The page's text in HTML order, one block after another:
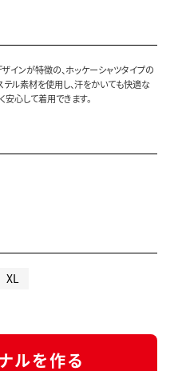
インが特徴の、ホッケーシャツタイプの
ル素材を使用し、汗をかいても快適な
安心して着用できます。
XL
ルを作る